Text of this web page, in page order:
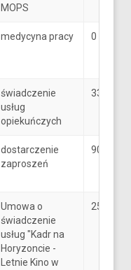
MOPS
medycyna pracy 0
świadczenie
usług
opiekuńczych
33
dostarczenie
zaproszeń
900
Umowa o
świadczenie
usług "Kadr na
Horyzoncie -
Letnie Kino w
25600